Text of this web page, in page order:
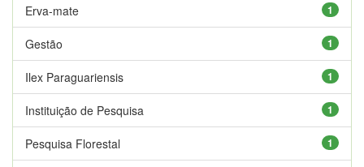
1
Erva-mate
1
Gestão
1
Ilex Paraguariensis
1
Instituição de Pesquisa
1
Pesquisa Florestal